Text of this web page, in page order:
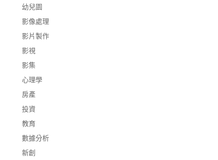
幼兒園
影像處理
影片製作
影視
影集
心理學
房產
投資
教育
數據分析
新創